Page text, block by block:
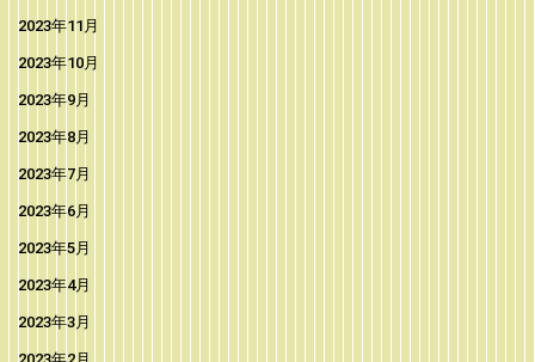
2023年11月
2023年10月
2023年9月
2023年8月
2023年7月
2023年6月
2023年5月
2023年4月
2023年3月